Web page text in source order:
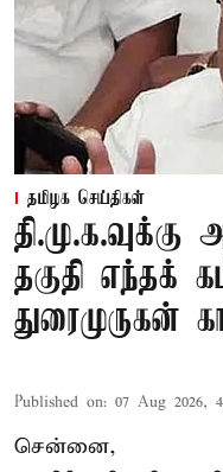
தமிழக செய்திகள்
தகுதி எந்தக்
துரைமுருகன்
Published on: 07 Aug 2026,
சென்னை,